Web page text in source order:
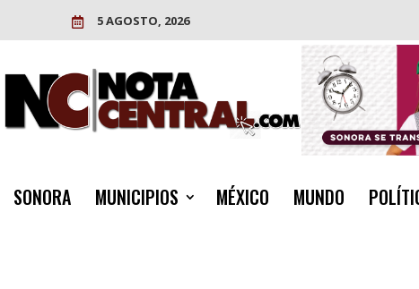
 5 AGOSTO, 2026
SONORA MUNICIPIOS MÉXICO MUNDO